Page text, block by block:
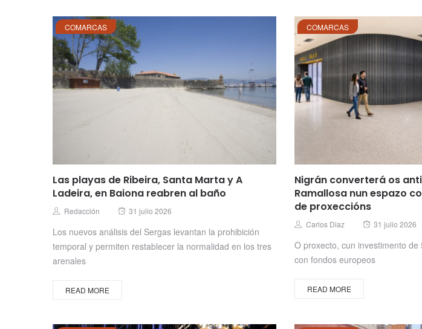
COMARCAS
Las playas de Ribeira, Santa Marta y A
Ladeira, en Baiona reabren al baño
Author
Redacción
Posted
31 julio 2026
Los nuevos análisis del Sergas levantan la prohibición
temporal y permiten restablecer la normalidad en los tres
arenales
READ MORE
COMARCAS
Nigrán converterá os
Ramallosa nun espazo
de proxeccións
Author
Carlos Diaz
Posted
31 julio 2026
O proxecto, cun investimento
con fondos europeos
READ MORE